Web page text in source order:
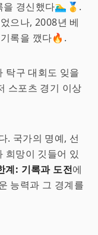
경신했다🏊‍♂️🥇.
으나, 2008년 베
록을 깼다🔥.
탁구 대회도 잊을
스포츠 경기 이상
. 국가의 명예, 선
희망이 깃들어 있
계: 기록과 도전에
능력과 그 경계를